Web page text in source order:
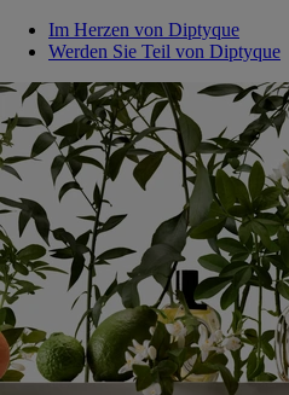
Im Herzen von Diptyque
Werden Sie Teil von Diptyque